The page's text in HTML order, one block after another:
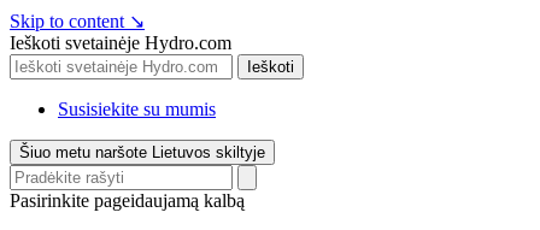
Skip to content ↘
Ieškoti svetainėje Hydro.com
Ieškoti
Susisiekite su mumis
Šiuo metu naršote Lietuvos skiltyje
Pasirinkite pageidaujamą kalbą